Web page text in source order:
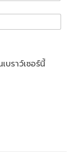
บราว์เซอร์นี้